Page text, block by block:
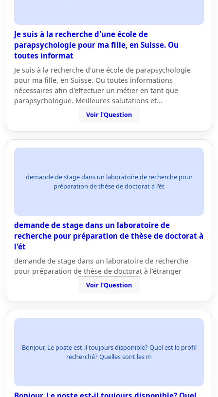
Je suis à la recherche d'une école de
parapsychologie pour ma fille, en Suisse. Ou
toutes informat
Je suis à la recherche d'une école de parapsychologie
pour ma fille, en Suisse. Ou toutes informations
nécessaires afin d'effectuer un métier en tant que
parapsychologue. Meilleures salutations et…
Voir l'Question
demande de stage dans un laboratoire de recherche pour
préparation de thèse de doctorat à l'ét
demande de stage dans un laboratoire de
recherche pour préparation de thèse de doctorat à
l'ét
demande de stage dans un laboratoire de recherche
pour préparation de thèse de doctorat à l’étranger
Voir l'Question
Bonjour, Le poste est-il toujours disponible? Quel est le profil
recherché? Quelles sont les m